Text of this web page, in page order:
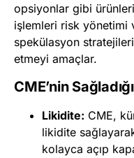
opsiyonlar gibi
işlemleri risk yönetimi
spekülasyon
etmeyi amaçlar.
CME’nin
Likidite: CME,
likidite sağlayarak
kolayca açıp